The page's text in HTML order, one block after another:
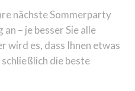
nächste Sommerparty
– je besser Sie alle
wird es, dass Ihnen etwas
die beste